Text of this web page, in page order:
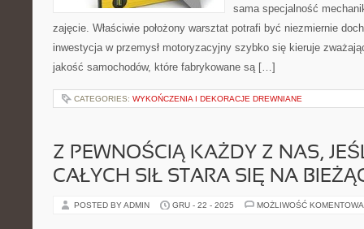
sama specjalność
zajęcie. Właściwie położony warsztat potrafi być niezmiernie
inwestycja w przemysł motoryzacyjny szybko się kieruje
jakość samochodów, które fabrykowane są […]
CATEGORIES: WYKOŃCZENIA I DEKORACJE DREWNIANE
Z PEWNOŚCIĄ KAŻDY Z NAS,
CAŁYCH SIŁ STARA SIĘ NA
POSTED BY ADMIN GRU - 22 - 2025 MOŻLIWOŚĆ